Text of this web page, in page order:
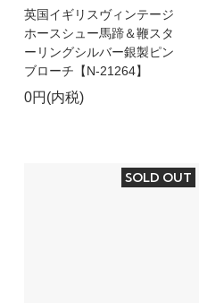
英国イギリスヴィンテージ
ホースシュー馬蹄＆鞭スタ
ーリングシルバー銀製ピン
ブローチ【N-21264】
0円(内税)
SOLD OUT